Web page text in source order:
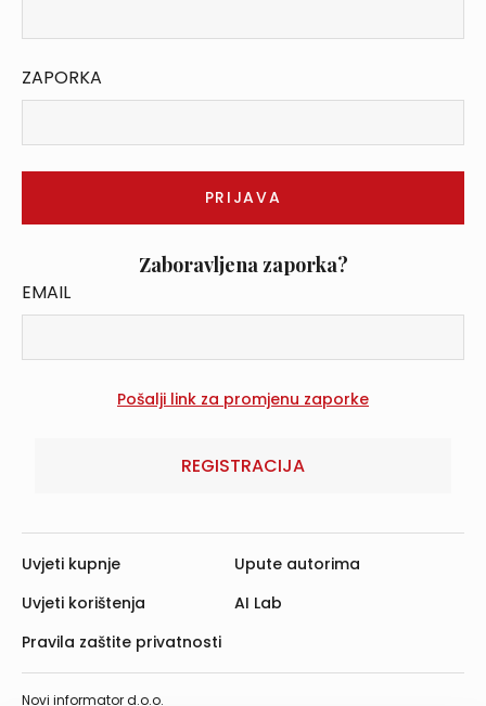
ZAPORKA
Zaboravljena zaporka?
EMAIL
REGISTRACIJA
Novi informator d.o.o.
Uvjeti kupnje
Uvjeti korištenja
Pravila zaštite privatnosti
Upute autorima
AI Lab